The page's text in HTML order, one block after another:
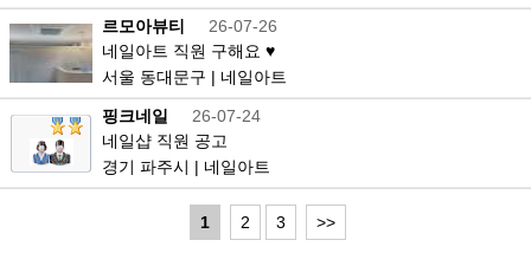
르모아뷰티
26-07-26
네일아트 직원 구해요 ♥
서울 동대문구 | 네일아트
핑크네일
26-07-24
네일샵 직원 공고
경기 파주시 | 네일아트
1 2 3 >>